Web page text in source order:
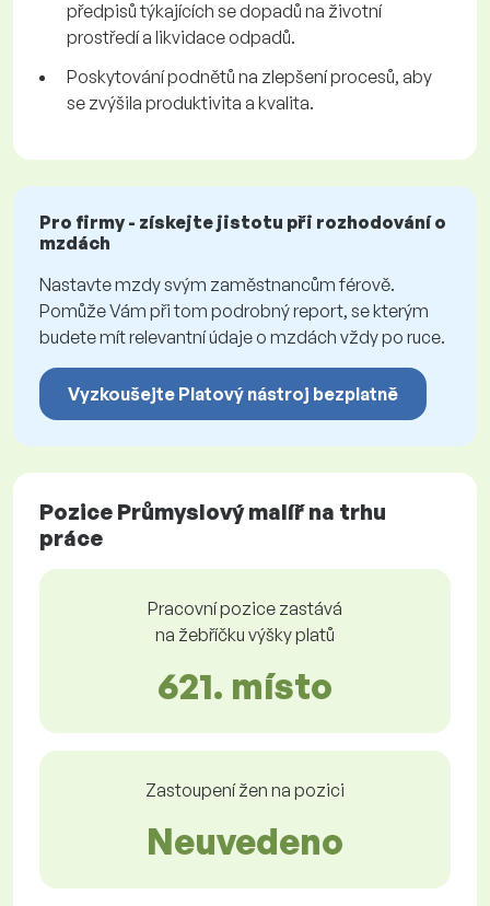
předpisů týkajících se dopadů na životní
prostředí a likvidace odpadů.
Poskytování podnětů na zlepšení procesů, aby
se zvýšila produktivita a kvalita.
Pro firmy - získejte jistotu při rozhodování o
mzdách
Nastavte mzdy svým zaměstnancům férově.
Pomůže Vám při tom podrobný report, se kterým
budete mít relevantní údaje o mzdách vždy po ruce.
Vyzkoušejte Platový nástroj bezplatně
Pozice Průmyslový malíř na trhu
práce
Pracovní pozice zastává
na žebříčku výšky platů
621. místo
Zastoupení žen na pozici
Neuvedeno